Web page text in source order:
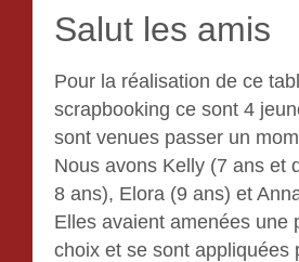
Salut les amis
Pour la réalisation de ce
scrapbooking ce sont 4
sont venues passer un
Nous avons Kelly (7 ans et
8 ans), Elora (9 ans) et
Elles avaient amenées une
choix et se sont appliquées